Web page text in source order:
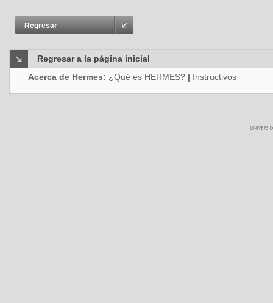
Regresar
Regresar a la página inicial
Acerca de Hermes: ¿Qué es HERMES? | Instructivos